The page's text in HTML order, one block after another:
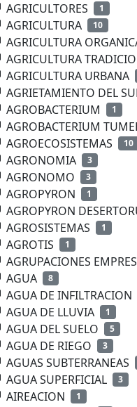
AGRICULTORES 1
AGRICULTURA 10
AGRICULTURA
AGRICULTURA
AGRICULTURA URBANA
AGRIETAMIENTO DEL
AGROBACTERIUM 1
AGROBACTERIUM
AGROECOSISTEMAS 10
AGRONOMIA 3
AGRONOMO 3
AGROPYRON 1
AGROPYRON
AGROSISTEMAS 1
AGROTIS 1
AGRUPACIONES
AGUA 8
AGUA DE INFILTRACION
AGUA DE LLUVIA 1
AGUA DEL SUELO 5
AGUA DE RIEGO 3
AGUAS SUBTERRANEAS
AGUA SUPERFICIAL 3
AIREACION 1